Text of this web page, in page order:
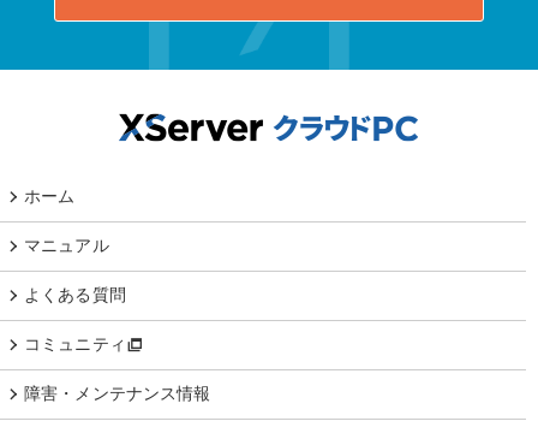
ホーム
マニュアル
よくある質問
コミュニティ
障害・メンテナンス情報